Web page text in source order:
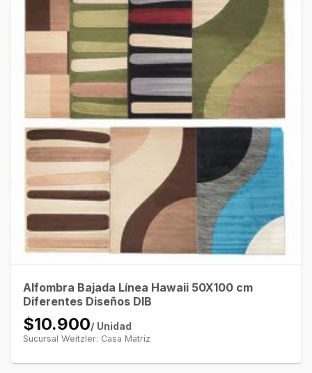
Alfombra Bajada Línea Hawaii 50X100 cm
Diferentes Diseños DIB
$10.900/ Unidad
Sucursal Weitzler: Casa Matriz